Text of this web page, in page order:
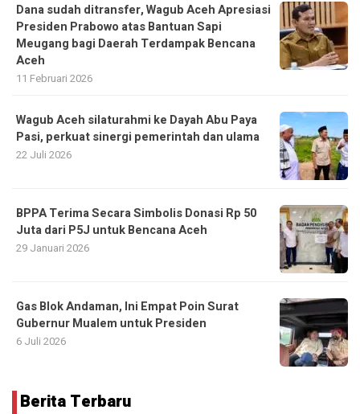
Dana sudah ditransfer, Wagub Aceh Apresiasi
Presiden Prabowo atas Bantuan Sapi
Meugang bagi Daerah Terdampak Bencana
Aceh ‎
11 Februari 2026
Wagub Aceh silaturahmi ke Dayah Abu Paya
Pasi, perkuat sinergi pemerintah dan ulama
22 Juli 2026
BPPA Terima Secara Simbolis Donasi Rp 50
Juta dari P5J untuk Bencana Aceh
29 Januari 2026
Gas Blok Andaman, Ini Empat Poin Surat
Gubernur Mualem untuk Presiden
6 Juli 2026
Berita Terbaru